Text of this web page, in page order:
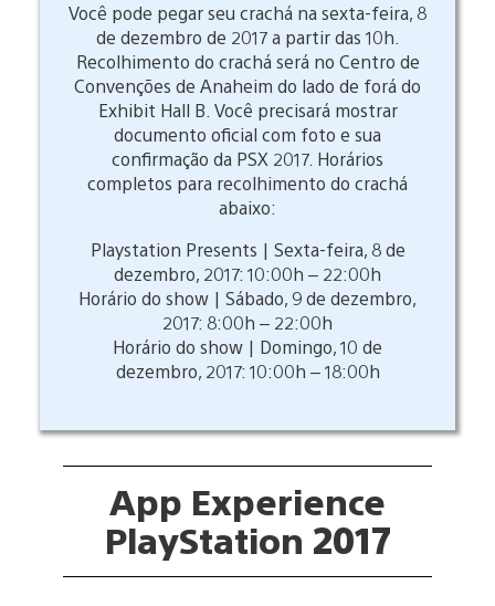
Você pode pegar seu crachá na sexta-feira, 8
de dezembro de 2017 a partir das 10h.
Recolhimento do crachá será no Centro de
Convenções de Anaheim do lado de forá do
Exhibit Hall B. Você precisará mostrar
documento oficial com foto e sua
confirmação da PSX 2017. Horários
completos para recolhimento do crachá
abaixo:
Playstation Presents | Sexta-feira, 8 de
dezembro, 2017: 10:00h – 22:00h
Horário do show | Sábado, 9 de dezembro,
2017: 8:00h – 22:00h
Horário do show | Domingo, 10 de
dezembro, 2017: 10:00h – 18:00h
App Experience
PlayStation 2017